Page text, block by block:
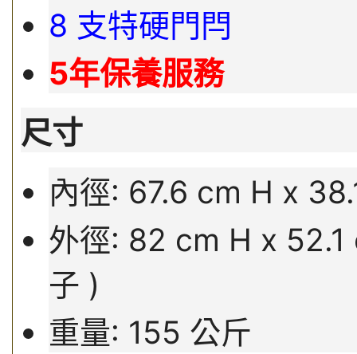
8 支特硬門閂
5年保養服務
尺寸
內徑: 67.6 cm H x
外徑: 82 cm H x
子 )
重量: 155 公斤